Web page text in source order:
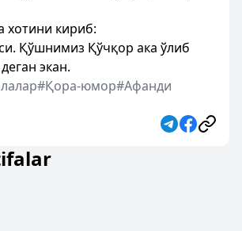
хотини кириб:
Қўшнимиз Қўчқор ака ўлиб
экан.
#Қора-юмор#Афанди